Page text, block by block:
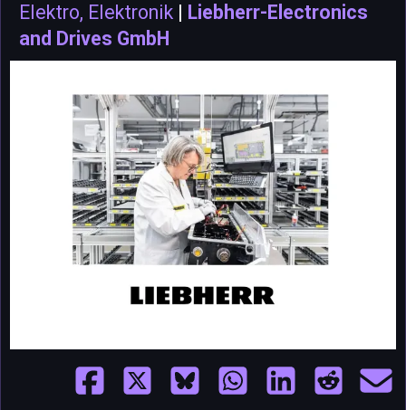
Elektro, Elektronik | Liebherr-Electronics
and Drives GmbH